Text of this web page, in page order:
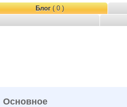
Блог( 0 )
Основное